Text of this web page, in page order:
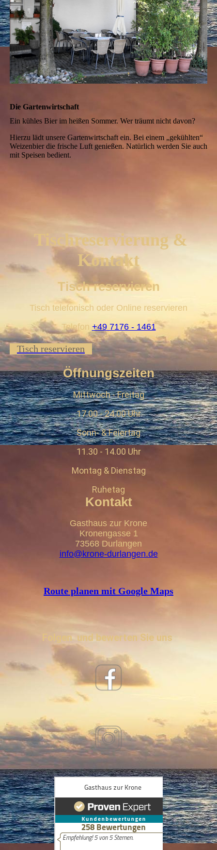
Die Gartenwirtschaft
Ein kühles Bier im heißen Sommer. Wer träumt nicht davon?
Hierzu lädt unsere Gartenwirtschaft ein. Bei einem „gekühlten“
Weizenbier die frische Luft genießen. Natürlich werden Sie auch
mit Speisen bedient.
Tischreservierung &
Kontakt
Tisch reservieren
Tisch telefonisch oder Online reservieren
Telefon +49 7176 - 1461
Tisch reservieren
Öffnungszeiten
Mittwoch - Freitag
17.00 - 24.00 Uhr
Sonn- & Feiertag
11.30 - 14.00 Uhr
Montag & Dienstag
Ruhetag
Kontakt
Gasthaus zur Krone
Kronengasse 1
73568 Durlangen
info@krone-durlangen.de
Route planen mit Google Maps
Folgen und bewerten Sie uns